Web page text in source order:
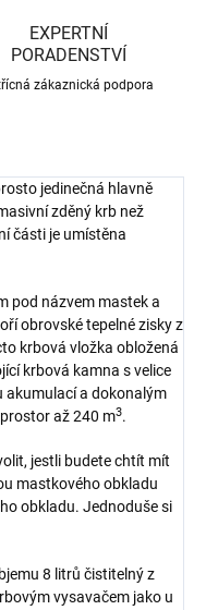
EXPERTNÍ
PORADENSTVÍ
zákaznická podpora
jedinečná hlavně
zděný krb než
části je umístěna
pod názvem mastek a
obrovské tepelné zisky z
krbová vložka obložená
krbová kamna s velice
akumulací a dokonalým
až 240 m3.
jestli budete chtít mít
mastkového obkladu
obkladu. Jednoduše si
8 litrů čistitelný z
vysavačem jako u